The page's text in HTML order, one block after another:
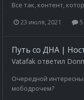
Все так, контент,
23 июля, 2021
Путь со ДНА |
Vatafak ответил
Очередной
мободрочем?